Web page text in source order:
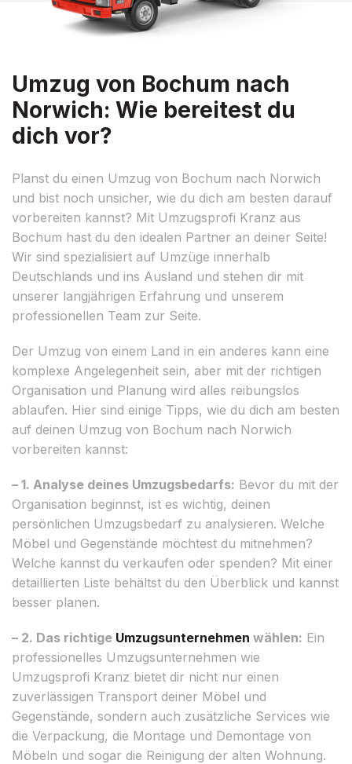
Umzug von Bochum nach
Norwich: Wie bereitest du
dich vor?
Planst du einen Umzug von Bochum nach Norwich
und bist noch unsicher, wie du dich am besten darauf
vorbereiten kannst? Mit Umzugsprofi Kranz aus
Bochum hast du den idealen Partner an deiner Seite!
Wir sind spezialisiert auf Umzüge innerhalb
Deutschlands und ins Ausland und stehen dir mit
unserer langjährigen Erfahrung und unserem
professionellen Team zur Seite.
Der Umzug von einem Land in ein anderes kann eine
komplexe Angelegenheit sein, aber mit der richtigen
Organisation und Planung wird alles reibungslos
ablaufen. Hier sind einige Tipps, wie du dich am besten
auf deinen Umzug von Bochum nach Norwich
vorbereiten kannst:
– 1. Analyse deines Umzugsbedarfs: Bevor du mit der
Organisation beginnst, ist es wichtig, deinen
persönlichen Umzugsbedarf zu analysieren. Welche
Möbel und Gegenstände möchtest du mitnehmen?
Welche kannst du verkaufen oder spenden? Mit einer
detaillierten Liste behältst du den Überblick und kannst
besser planen.
– 2. Das richtige Umzugsunternehmen wählen: Ein
professionelles Umzugsunternehmen wie
Umzugsprofi Kranz bietet dir nicht nur einen
zuverlässigen Transport deiner Möbel und
Gegenstände, sondern auch zusätzliche Services wie
die Verpackung, die Montage und Demontage von
Möbeln und sogar die Reinigung der alten Wohnung.